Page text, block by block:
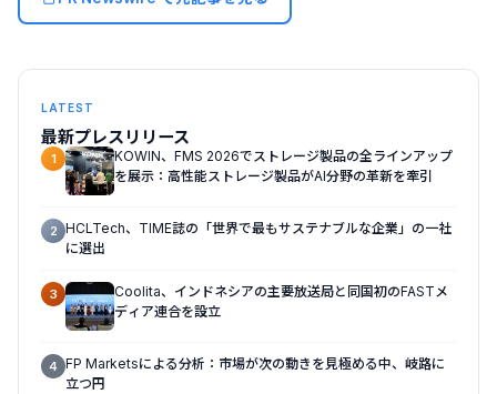
LATEST
最新プレスリリース
1
KOWIN、FMS 2026でストレージ製品の全ラインアップ
を展示：高性能ストレージ製品がAI分野の革新を牽引
2 HCLTech、TIME誌の「世界で最もサステナブルな企業」の一社
に選出
3
Coolita、インドネシアの主要放送局と同国初のFASTメ
ディア連合を設立
4 FP Marketsによる分析：市場が次の動きを見極める中、岐路に
立つ円